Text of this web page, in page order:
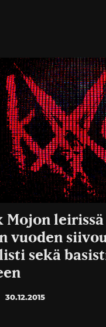
Mojon
vuoden
sekä
30.12.2015